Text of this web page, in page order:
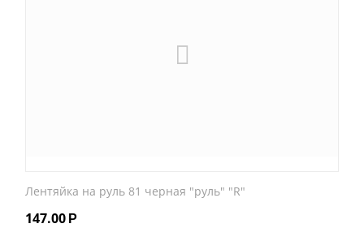
Лентяйка на руль 81 черная "руль" "R"
147.00 Р